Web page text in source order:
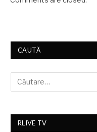
CAUTĂ
RLIVE TV